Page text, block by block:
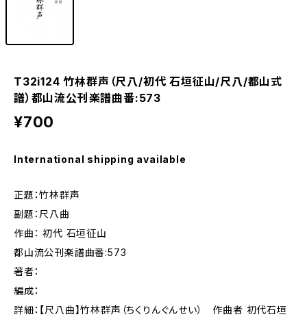
T32i124 竹林群声（尺八/初代 石垣征山/尺八/都山式
譜）都山流公刊楽譜曲番:573
¥700
International shipping available
正題：竹林群声
副題：尺八曲
作曲： 初代 石垣征山
都山流公刊楽譜曲番:573
著者：
編成：
詳細：【尺八曲】竹林群声（ちくりんぐんせい） 作曲者 初代石垣